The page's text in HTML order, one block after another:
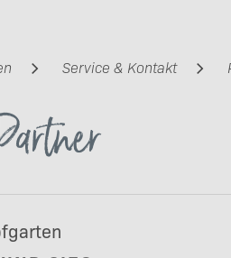
Service & Kontakt